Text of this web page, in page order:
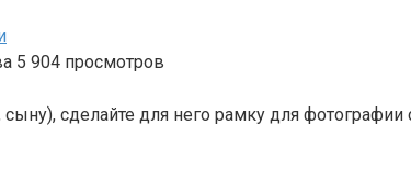
5 904 просмотров
сделайте для него рамку для